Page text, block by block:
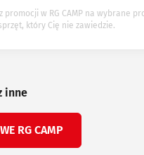
w RG CAMP na wybrane
który Cię nie zawiedzie.
inne
RG CAMP